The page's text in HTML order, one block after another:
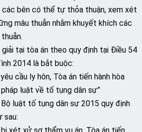
các bên có thể tự thỏa thuận, xem xét
mâu thuẫn nhằm khuyết khích các
giải tại tòa án theo quy định tại Điều 54
2014 là bắt buộc:
cầu ly hôn, Tòa án tiến hành hòa
luật về tố tụng dân sự”
luật tố tụng dân sự 2015 quy định
sau: